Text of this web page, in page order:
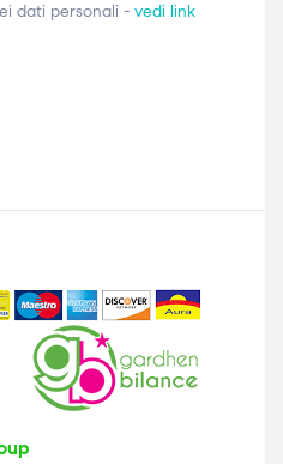
dati personali - vedi link